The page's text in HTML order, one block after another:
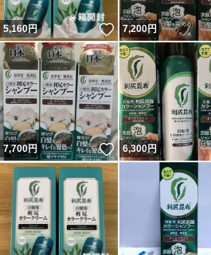
5,160円 いいね！
7,200円
7,700円 いいね！
6,300円